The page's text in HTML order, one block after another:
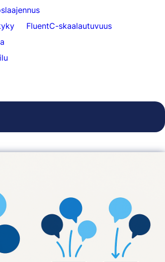
FluentC-skaalautuvuus